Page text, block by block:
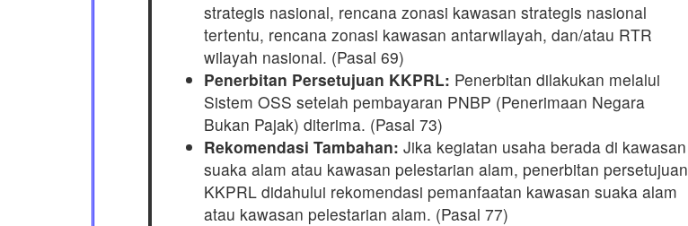
strategis nasional, rencana zonasi kawasan strategis nasional
tertentu, rencana zonasi kawasan antarwilayah, dan/atau RTR
wilayah nasional. (Pasal 69)
Penerbitan Persetujuan KKPRL: Penerbitan dilakukan melalui
Sistem OSS setelah pembayaran PNBP (Penerimaan Negara
Bukan Pajak) diterima. (Pasal 73)
Rekomendasi Tambahan: Jika kegiatan usaha berada di kawasan
suaka alam atau kawasan pelestarian alam, penerbitan persetujuan
KKPRL didahului rekomendasi pemanfaatan kawasan suaka alam
atau kawasan pelestarian alam. (Pasal 77)